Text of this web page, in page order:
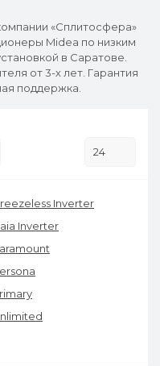
«Сплитосфера»
Midea по низким
в Саратове.
от 3-х лет. Гарантия
поддержка.
Inverter
Inverter